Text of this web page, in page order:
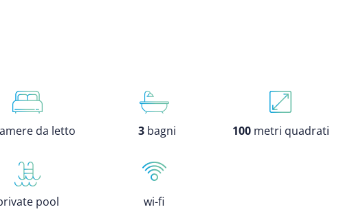
da letto 3bagni 100metri quadrati
pool wi-fi